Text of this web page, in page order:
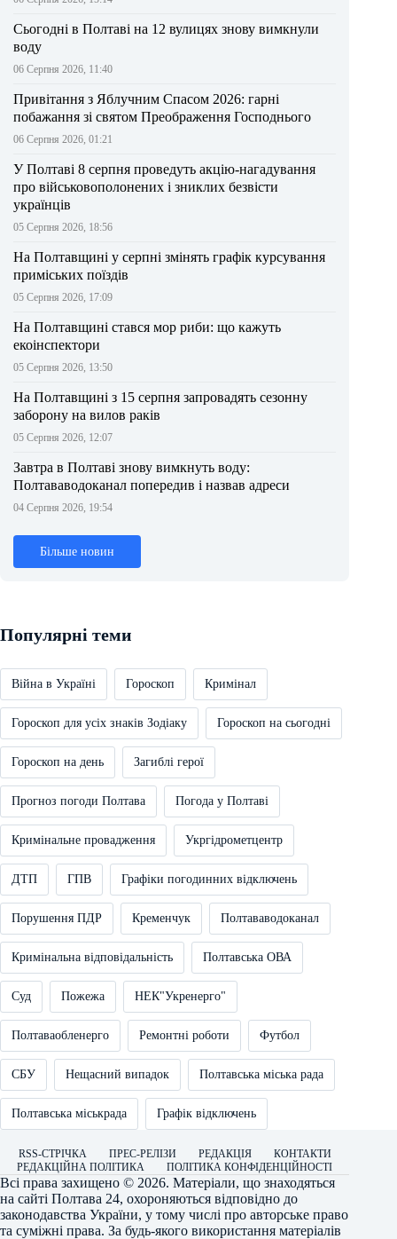
Сьогодні в Полтаві на 12 вулицях знову вимкнули
воду
06 Серпня 2026, 11:40
Привітання з Яблучним Спасом 2026: гарні
побажання зі святом Преображення Господнього
06 Серпня 2026, 01:21
У Полтаві 8 серпня проведуть акцію-нагадування
про військовополонених і зниклих безвісти
українців
05 Серпня 2026, 18:56
На Полтавщині у серпні змінять графік курсування
приміських поїздів
05 Серпня 2026, 17:09
На Полтавщині стався мор риби: що кажуть
екоінспектори
05 Серпня 2026, 13:50
На Полтавщині з 15 серпня запровадять сезонну
заборону на вилов раків
05 Серпня 2026, 12:07
Завтра в Полтаві знову вимкнуть воду:
Полтававодоканал попередив і назвав адреси
04 Серпня 2026, 19:54
Більше новин
Популярні теми
Війна в Україні Гороскоп Кримінал
Гороскоп для усіх знаків Зодіаку Гороскоп на сьогодні
Гороскоп на день Загиблі герої
Прогноз погоди Полтава Погода у Полтаві
Кримінальне провадження Укргідрометцентр
ДТП ГПВ Графіки погодинних відключень
Порушення ПДР Кременчук Полтававодоканал
Кримінальна відповідальність Полтавська ОВА
Суд Пожежа НЕК"Укренерго"
Полтаваобленерго Ремонтні роботи Футбол
СБУ Нещасний випадок Полтавська міська рада
Полтавська міськрада Графік відключень
RSS-СТРІЧКА ПРЕС-РЕЛІЗИ РЕДАКЦІЯ
КОНТАКТИ
РЕДАКЦІЙНА ПОЛІТИКА
ПОЛІТИКА КОНФІДЕНЦІЙНОСТІ
Всі права захищено © 2026. Матеріали, що знаходяться
на сайті Полтава 24, охороняються відповідно до
законодавства України, у тому числі про авторське право
та суміжні права. За будь-якого використання матеріалів